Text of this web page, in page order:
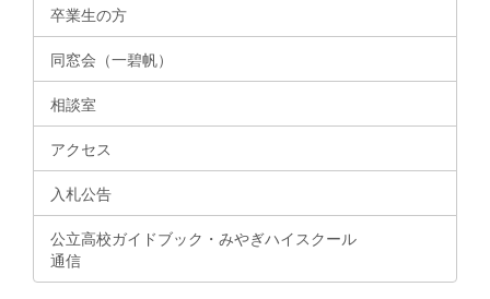
卒業生の方
同窓会（一碧帆）
相談室
アクセス
入札公告
公立高校ガイドブック・みやぎハイスクール
通信